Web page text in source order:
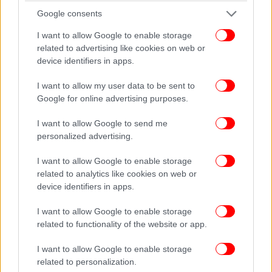
Google consents
I want to allow Google to enable storage
related to advertising like cookies on web or
device identifiers in apps.
I want to allow my user data to be sent to
Google for online advertising purposes.
I want to allow Google to send me
personalized advertising.
I want to allow Google to enable storage
related to analytics like cookies on web or
device identifiers in apps.
I want to allow Google to enable storage
related to functionality of the website or app.
I want to allow Google to enable storage
related to personalization.
Αλλά δεν είναι μόνο η υγειονομική περίθαλψη που
παίζει ρόλο στο να ζουν οι κάτοικοι περισσότερο.
Άλλες πολιτικές, όπως οι ισχυρές δημόσιες
συγκοινωνίες, ενθαρρύνουν το περπάτημα και την
καθημερινή άσκηση, ενώ η προτεραιότητα στη
διατήρηση της χώρας καθαρής και όμορφης δίνει
ηρεμίας.
«Έρευνες από την Σιγκαπούρη (και
ειδικά απο το
εργαστήριό μου) έχουν ξεκάθαρα δείξει την σχέση
του περιβάλλοντος και του αρχιτεκτονικού
Χριστόπουλος, προσθέτοντας:
«Να σας δώσω ενα παράδειγμα: ένας απο τους
κυριότερους λόγους θνησιμότητας αλλά και κακής